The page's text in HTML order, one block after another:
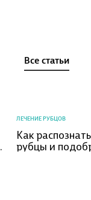
Все статьи
ЛЕЧЕНИЕ РУБЦОВ
Как
рубцы и